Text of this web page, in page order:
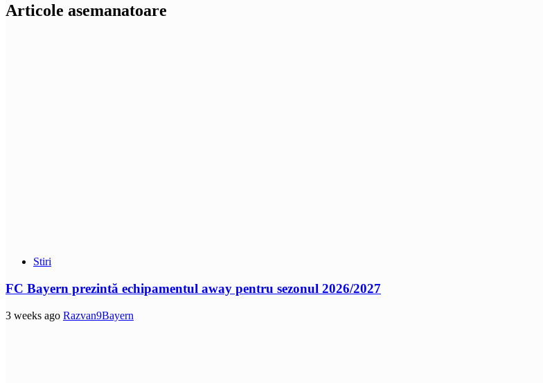
Articole asemanatoare
Stiri
FC Bayern prezintă echipamentul away pentru sezonul 2026/2027
3 weeks ago Razvan9Bayern